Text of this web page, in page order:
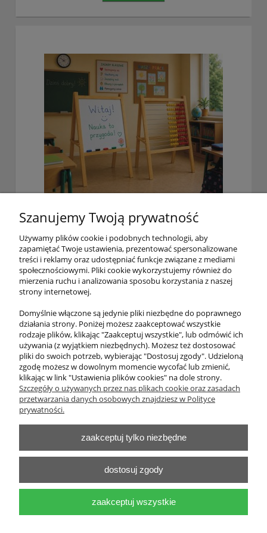
Liczydło sztalugowe z tablicą ekonomiczne
1 353,00 zł
zawiera 23% VAT, bez kosztów dostawy
do koszyka
O nas
Pomoc
Moje konto
Zakład Pomocy Naukowych i Sprzętu laboratoryjnego "Pro-Cezas"
Szanujemy Twoją prywatność
Używamy plików cookie i podobnych technologii, aby
zapamiętać Twoje ustawienia, prezentować spersonalizowane
treści i reklamy oraz udostępniać funkcje związane z mediami
społecznościowymi. Pliki cookie wykorzystujemy również do
mierzenia ruchu i analizowania sposobu korzystania z naszej
strony internetowej.
Domyślnie włączone są jedynie pliki niezbędne do poprawnego
działania strony. Poniżej możesz zaakceptować wszystkie
rodzaje plików, klikając "Zaakceptuj wszystkie", lub odmówić ich
używania (z wyjątkiem niezbędnych). Możesz też dostosować
pliki do swoich potrzeb, wybierając "Dostosuj zgody". Udzieloną
zgodę możesz w dowolnym momencie wycofać lub zmienić,
klikając w link "Ustawienia plików cookies" na dole strony.
Szczegóły o używanych przez nas plikach cookie oraz zasadach
przetwarzania danych osobowych znajdziesz w Polityce
prywatności.
zaakceptuj tylko niezbędne
dostosuj zgody
zaakceptuj wszystkie